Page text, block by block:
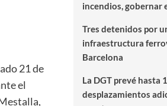
21 de
el
incendios, gobernar
Tres detenidos por
infraestructura
Barcelona
La DGT prevé hasta
desplazamientos